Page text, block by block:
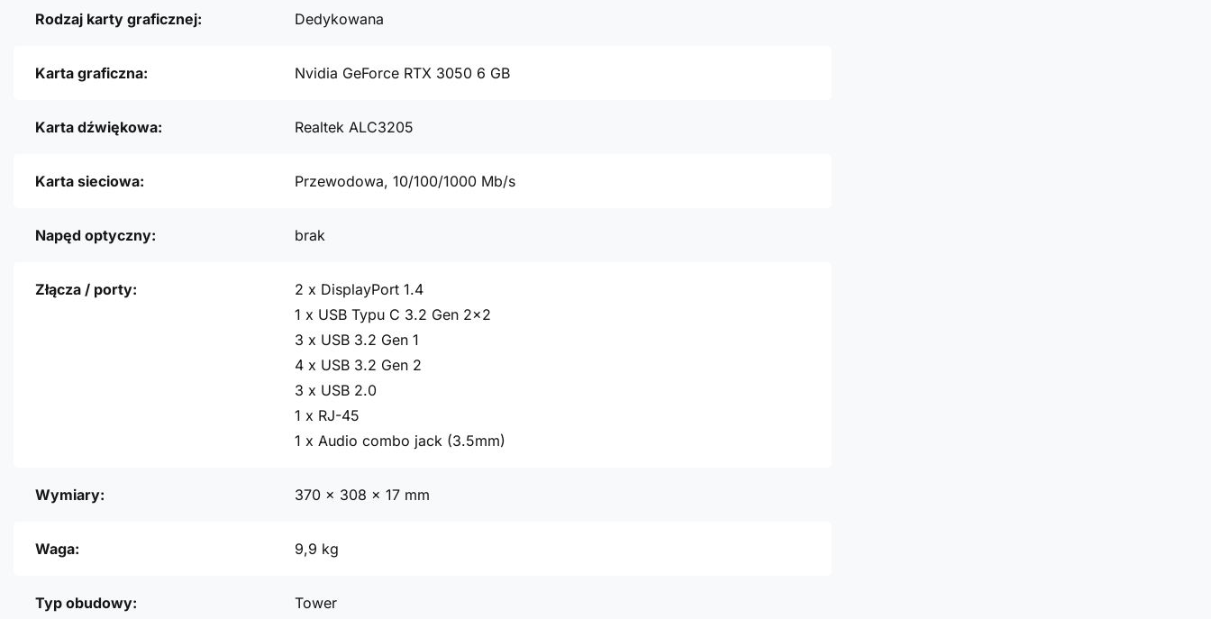
Rodzaj karty graficznej: Dedykowana
Karta graficzna: Nvidia GeForce RTX 3050 6 GB
Karta dźwiękowa: Realtek ALC3205
Karta sieciowa: Przewodowa, 10/100/1000 Mb/s
Napęd optyczny: brak
Złącza / porty:
2 x DisplayPort 1.4
1 x USB Typu C 3.2 Gen 2x2
3 x USB 3.2 Gen 1
4 x USB 3.2 Gen 2
3 x USB 2.0
1 x RJ-45
1 x Audio combo jack (3.5mm)
Wymiary: 370 x 308 x 17 mm
Waga: 9,9 kg
Typ obudowy: Tower